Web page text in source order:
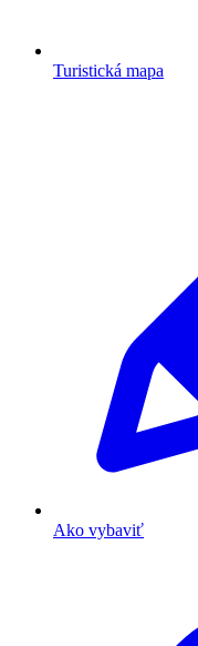
Turistická mapa
Ako vybaviť